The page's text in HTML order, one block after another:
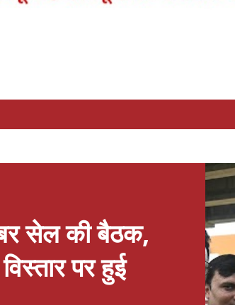
सेल की बैठक,
पर हुई